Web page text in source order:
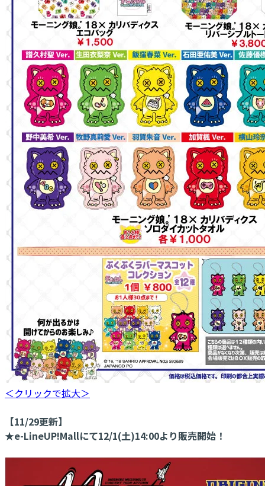
＜クリックで拡大＞
【11/29更新】
★e-LineUP!Mallにて12/1(土)14:00より販売開始！